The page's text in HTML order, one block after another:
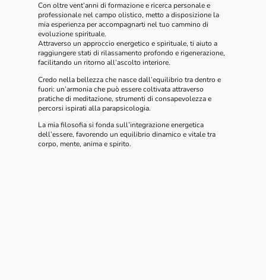
Con oltre vent’anni di formazione e ricerca personale e
professionale nel campo olistico, metto a disposizione la
mia esperienza per accompagnarti nel tuo cammino di
evoluzione spirituale.
Attraverso un approccio energetico e spirituale, ti aiuto a
raggiungere stati di rilassamento profondo e rigenerazione,
facilitando un ritorno all’ascolto interiore.
Credo nella bellezza che nasce dall’equilibrio tra dentro e
fuori: un’armonia che può essere coltivata attraverso
pratiche di meditazione, strumenti di consapevolezza e
percorsi ispirati alla parapsicologia.
La mia filosofia si fonda sull’integrazione energetica
dell’essere, favorendo un equilibrio dinamico e vitale tra
corpo, mente, anima e spirito.